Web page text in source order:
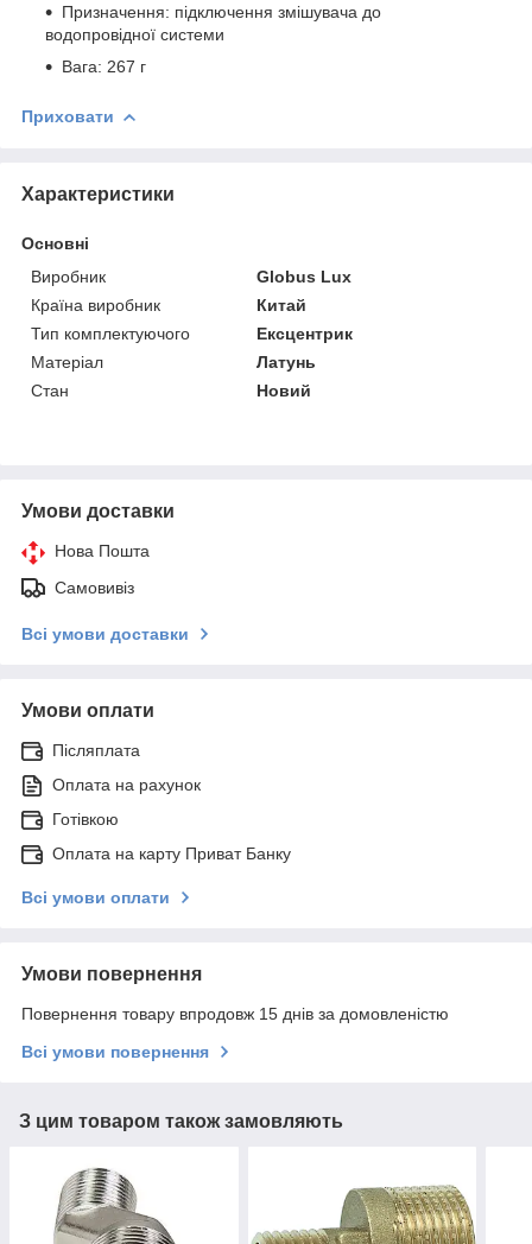
Призначення: підключення змішувача до
водопровідної системи
Вага: 267 г
Приховати
Характеристики
Основні
Виробник
Globus Lux
Країна виробник
Китай
Тип комплектуючого
Ексцентрик
Матеріал
Латунь
Стан
Новий
Умови доставки
Нова Пошта
Самовивіз
Всі умови доставки
Умови оплати
Післяплата
Оплата на рахунок
Готівкою
Оплата на карту Приват Банку
Всі умови оплати
Умови повернення
Повернення товару впродовж 15 днів за домовленістю
Всі умови повернення
З цим товаром також замовляють